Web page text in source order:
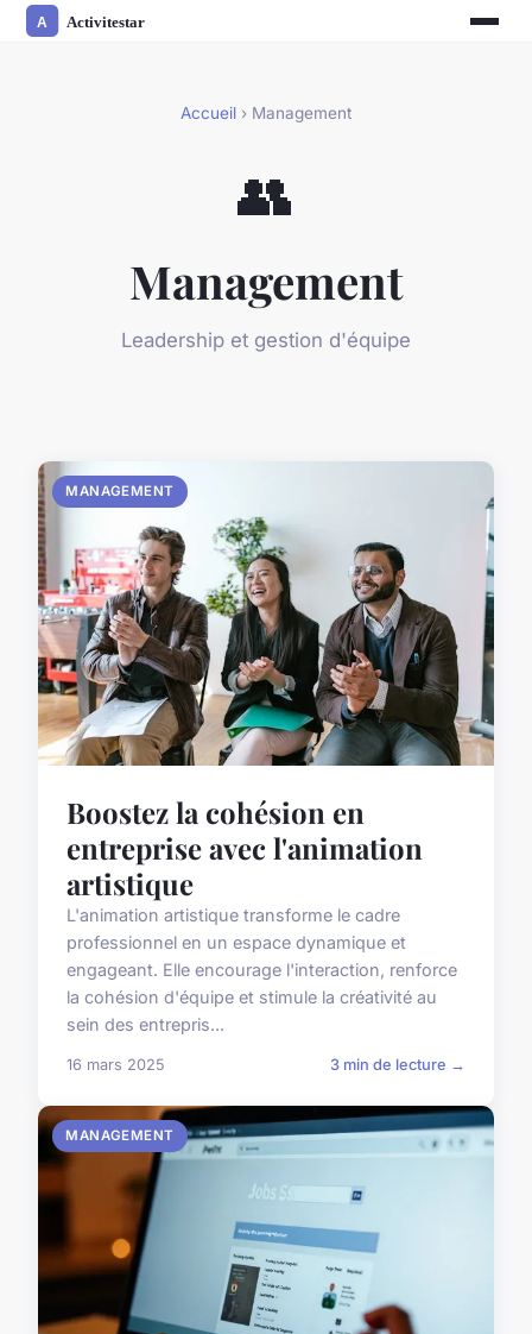
Accueil › Management
👥
Management
Leadership et gestion d'équipe
MANAGEMENT
Boostez la cohésion en
entreprise avec l'animation
artistique
L'animation artistique transforme le cadre
professionnel en un espace dynamique et
engageant. Elle encourage l'interaction, renforce
la cohésion d'équipe et stimule la créativité au
sein des entrepris...
16 mars 2025 3 min de lecture →
MANAGEMENT